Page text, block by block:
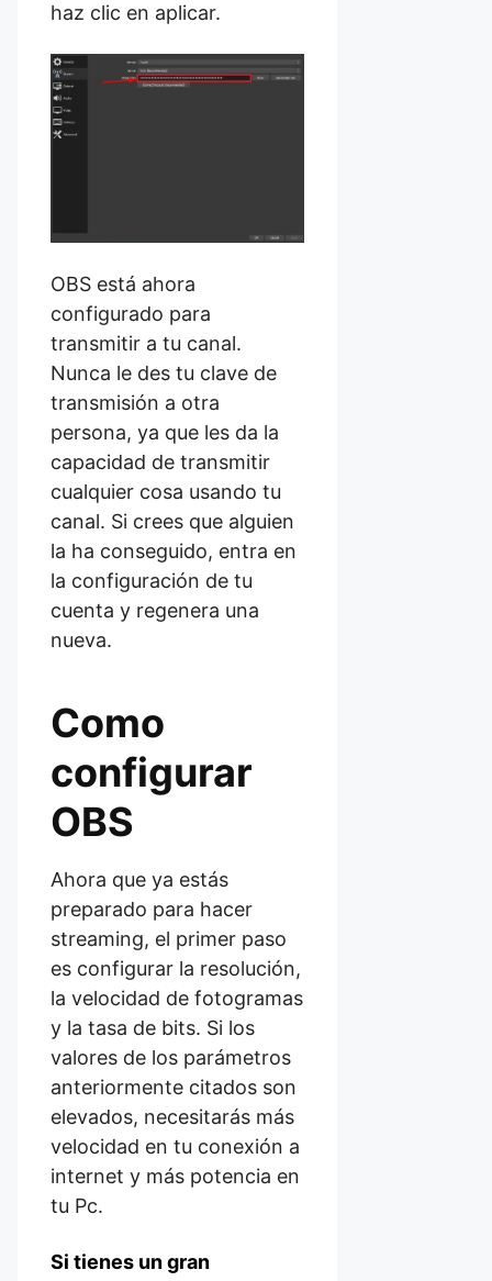
haz clic en aplicar.
OBS está ahora
configurado para
transmitir a tu canal.
Nunca le des tu clave de
transmisión a otra
persona, ya que les da la
capacidad de transmitir
cualquier cosa usando tu
canal. Si crees que alguien
la ha conseguido, entra en
la configuración de tu
cuenta y regenera una
nueva.
Como
configurar
OBS
Ahora que ya estás
preparado para hacer
streaming, el primer paso
es configurar la resolución,
la velocidad de fotogramas
y la tasa de bits. Si los
valores de los parámetros
anteriormente citados son
elevados, necesitarás más
velocidad en tu conexión a
internet y más potencia en
tu Pc.
Si tienes un gran